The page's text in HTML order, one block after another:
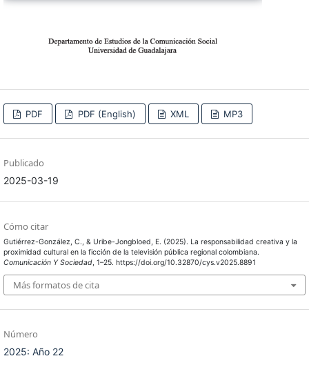
PDF PDF (English) XML MP3
Publicado
2025-03-19
Cómo citar
Gutiérrez-González, C., & Uribe-Jongbloed, E. (2025). La responsabilidad creativa y la
proximidad cultural en la ficción de la televisión pública regional colombiana.
Comunicación Y Sociedad, 1–25. https://doi.org/10.32870/cys.v2025.8891
Más formatos de cita
Número
2025: Año 22